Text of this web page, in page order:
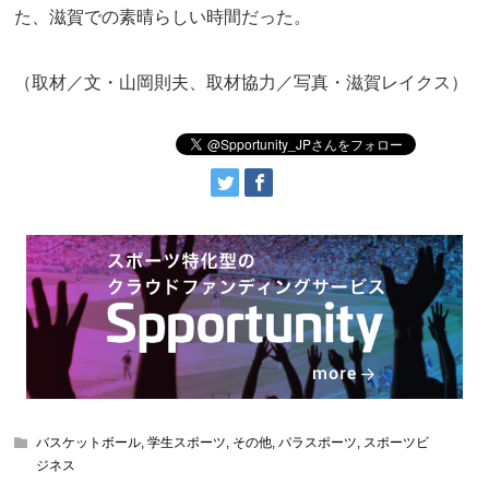
た、滋賀での素晴らしい時間だった。
（取材／文・山岡則夫、取材協力／写真・滋賀レイクス）
バスケットボール,学生スポーツ, その他,パラスポーツ, スポーツビ
ジネス